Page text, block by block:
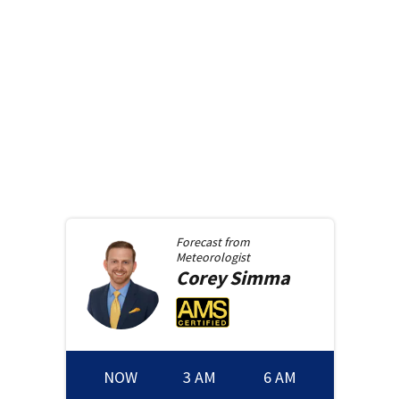
Forecast from
Meteorologist
CoreySimma
NOW 3 AM 6 AM